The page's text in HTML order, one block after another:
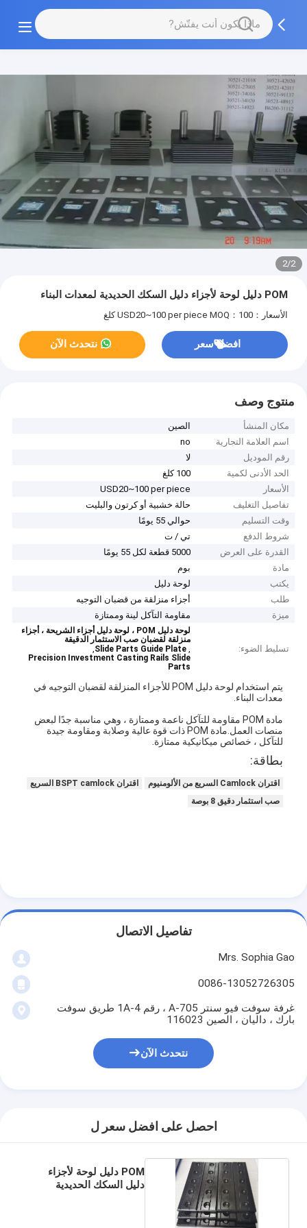
2/2
POM دليل لوحة لأجزاء دليل السكك الحديدية لمعدات البناء
الأسعار：USD20~100 per piece MOQ：100 كلغ
افضل سعر نتحدث الآن
منتوج وصف
مكان المنشأ
الصين
اسم العلامة التجارية
no
رقم الموديل
لا
الحد الأدنى لكمية
100 كلغ
الأسعار
USD20~100 per piece
تفاصيل التغليف
حالة خشبية أو كرتون والبليت
وقت التسليم
حوالي 55 يومًا
شروط الدفع
تي / ت
القدرة على العرض
5000 قطعة لكل 55 يومًا
مادة
بوم
يكتب
لوحة دليل
طلب
أجزاء منزلقة من قضبان التوجيه
ميزة
مقاومة التآكل لينة وممتازة
تسليط الضوء:
لوحة دليل POM ، لوحة دليل أجزاء الشريحة ، أجزاء
منزلقة لقضبان صب الاستثمار الدقيقة
,
Slide Parts Guide Plate
,
Precision Investment Casting Rails Slide
Parts
يتم استخدام لوحة دليل POM للأجزاء المنزلقة لقضبان التوجيه في
معدات البناء.
مادة POM مقاومة للتآكل ناعمة وممتازة ، وهي مناسبة جدًا لبعض
منصات العمل.مادة POM ذات قوة عالية وصلابة ومقاومة جيدة
للتآكل ، خصائص ميكانيكية ممتازة.
بطاقة:
اقتران Camlock السريع من الألومنيوم
اقتران BSPT camlock السريع
صب استثمار دقيق 8 بوصة
تفاصيل الاتصال
Mrs. Sophia Gao
0086-13052726305
غرفة سوفت فيو سنتر A-705 ، رقم 1A-4 طريق سوفت
بارك ، داليان ، الصين 116023
نتحدث الآن
احصل على افضل سعر ل
POM دليل لوحة لأجزاء
دليل السكك الحديدية